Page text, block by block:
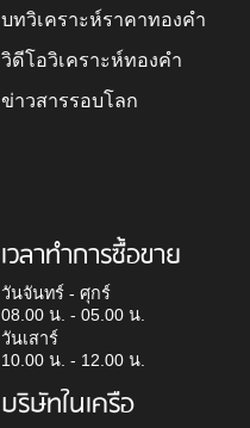
บทวิเคราะห์ราคาทองคำ
วิดีโอวิเคราะห์ทองคำ
ข่าวสารรอบโลก
เวลาทำการซื้อขาย
วันจันทร์ - ศุกร์
08.00 น. - 05.00 น.
วันเสาร์
10.00 น. - 12.00 น.
บริษัทในเครือ